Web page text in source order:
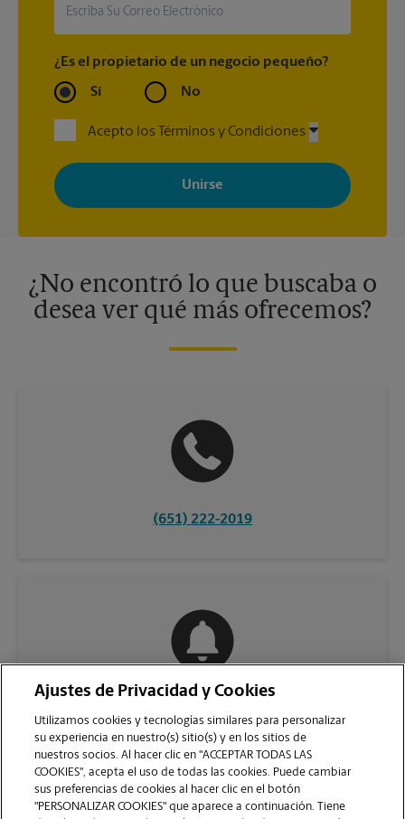
¿Es el propietario de un negocio pequeño?
Sí No
Acepto los Términos y Condiciones
Al registrarse, acepta recibir correos electrónicos de The UPS
Store con noticias, ofertas especiales, promociones y mensajes
adaptados a sus intereses. Puede darse de baja en cualquier
momento. Para más información, consulte nuestra política de
¿No encontró lo que buscaba o
desea ver qué más ofrecemos?
(651) 222-2019
Ajustes de Privacidad y Cookies
Utilizamos cookies y tecnologías similares para personalizar
su experiencia en nuestro(s) sitio(s) y en los sitios de
nuestros socios. Al hacer clic en "ACCEPTAR TODAS LAS
COOKIES", acepta el uso de todas las cookies. Puede cambiar
sus preferencias de cookies al hacer clic en el botón
"PERSONALIZAR COOKIES" que aparece a continuación. Tiene